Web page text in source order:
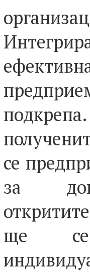
се
за
ще се